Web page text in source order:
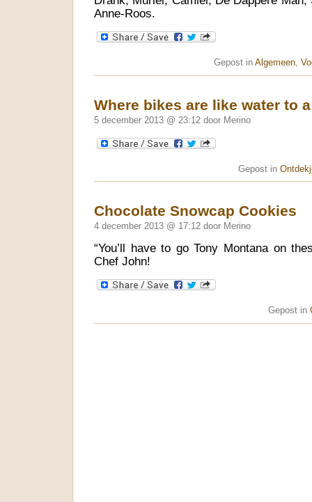
Anne-Roos.
Gepost in Algemeen
Where bikes are like water to
5 december 2013 @ 23:12 door Merino
Gepost in
Chocolate Snowcap Cookies
4 december 2013 @ 17:12 door Merino
“You’ll have to go Tony Montana on
Chef John!
Gepost in